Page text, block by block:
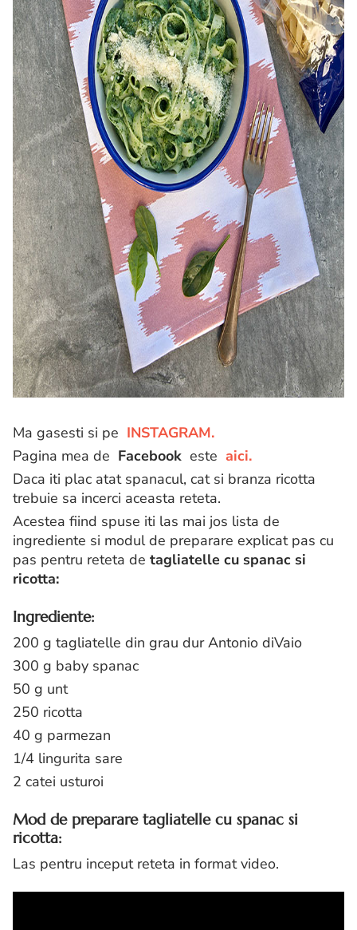
Ma gasesti si pe INSTAGRAM.
Pagina mea de Facebook este aici.
Daca iti plac atat spanacul, cat si branza ricotta
trebuie sa incerci aceasta reteta.
Acestea fiind spuse iti las mai jos lista de
ingrediente si modul de preparare explicat pas cu
pas pentru reteta de tagliatelle cu spanac si
ricotta:
Ingrediente:
200 g tagliatelle din grau dur Antonio diVaio
300 g baby spanac
50 g unt
250 ricotta
40 g parmezan
1/4 lingurita sare
2 catei usturoi
Mod de preparare tagliatelle cu spanac si
ricotta:
Las pentru inceput reteta in format video.